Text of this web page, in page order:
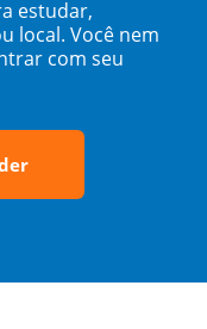
estudar,
local. Você nem
com seu